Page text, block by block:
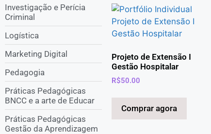
Investigação e Perícia
Criminal
Logística
Marketing Digital
Pedagogia
Práticas Pedagógicas
BNCC e a arte de Educar
Práticas Pedagógicas
Gestão da Aprendizagem
Projeto de Extensão I
Gestão Hospitalar
R$50.00
Comprar agora